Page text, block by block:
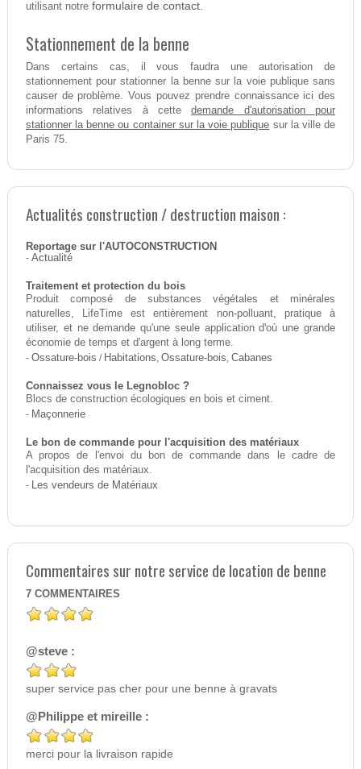
utilisant notre formulaire de contact.
Stationnement de la benne
Dans certains cas, il vous faudra une autorisation de
stationnement pour stationner la benne sur la voie publique sans
causer de problème. Vous pouvez prendre connaissance ici des
informations relatives à cettedemande d'autorisation pour
stationner la benne ou container sur la voie publique sur la ville de
Paris 75.
Actualités construction / destruction maison :
Reportage sur l'AUTOCONSTRUCTION
- Actualité
Traitement et protection du bois
Produit composé de substances végétales et minérales
naturelles, LifeTime est entièrement non-polluant, pratique à
utiliser, et ne demande qu'une seule application d'où une grande
économie de temps et d'argent à long terme.
- Ossature-bois / Habitations, Ossature-bois, Cabanes
Connaissez vous le Legnobloc ?
Blocs de construction écologiques en bois et ciment.
- Maçonnerie
Le bon de commande pour l'acquisition des matériaux
A propos de l'envoi du bon de commande dans le cadre de
l'acquisition des matériaux.
- Les vendeurs de Matériaux
Commentaires sur notre service de location de benne
7 COMMENTAIRES
@steve :
super service pas cher pour une benne à gravats
@Philippe et mireille :
merci pour la livraison rapide